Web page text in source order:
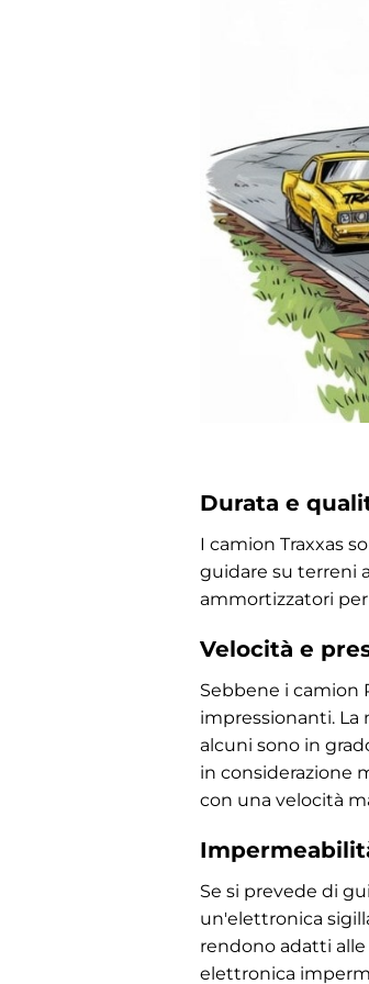
Durata e
I camion Traxxas
guidare su terreni
ammortizzatori
Velocità e
Sebbene i camion
impressionanti. La
alcuni sono in
in considerazione
con una velocità
Se si prevede di
un'elettronica
rendono adatti
elettronica